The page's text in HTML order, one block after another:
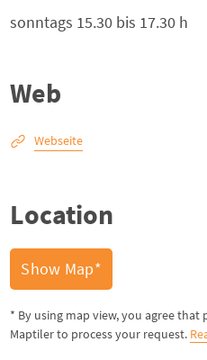
sonntags 15.30 bis 17.30 h
Web
Webseite
Location
Show Map*
* By using map view, you agree
Maptiler to process your request.